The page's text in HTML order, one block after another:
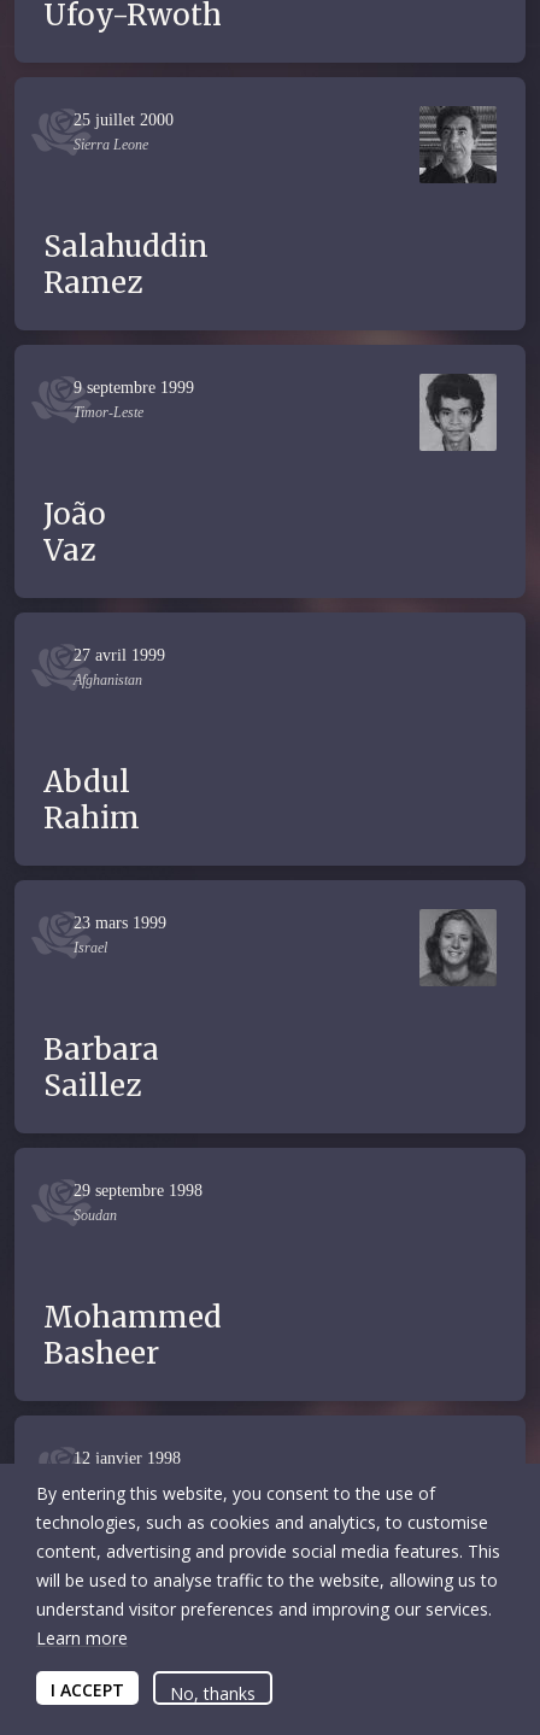
Ufoy-Rwoth
25 juillet 2000
Sierra Leone
Salahuddin
Ramez
9 septembre 1999
Timor-Leste
João
Vaz
27 avril 1999
Afghanistan
Abdul
Rahim
23 mars 1999
Israel
Barbara
Saillez
29 septembre 1998
Soudan
Mohammed
Basheer
12 janvier 1998
République démocratique du Congo
Sylvain
Mutombo
By entering this website, you consent to the use of
technologies, such as cookies and analytics, to customise
content, advertising and provide social media features. This
will be used to analyse traffic to the website, allowing us to
understand visitor preferences and improving our services.
Learn more
I ACCEPT No, thanks